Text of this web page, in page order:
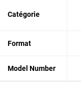
Catégorie
Format
Model Number